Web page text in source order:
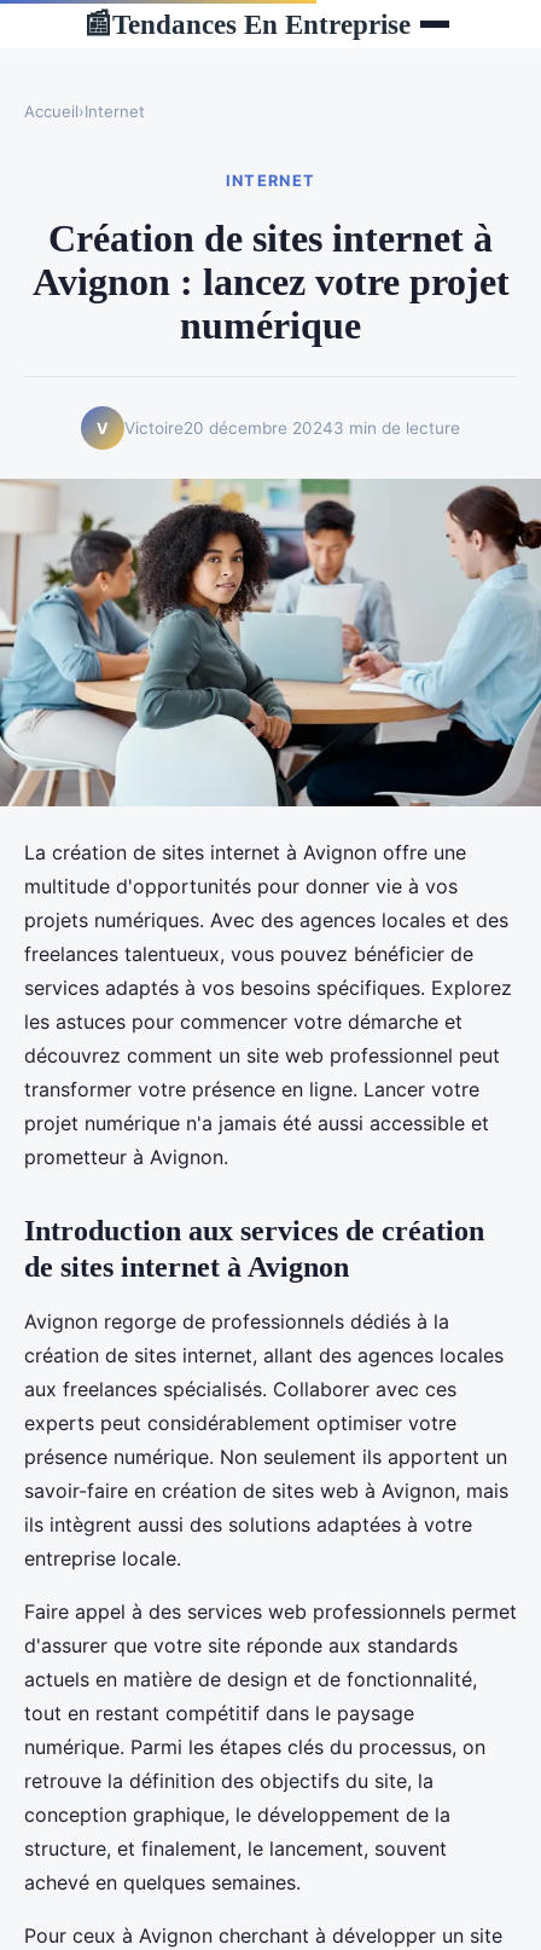
📰Tendances En Entreprise
Accueil›Internet
INTERNET
Création de sites internet à
Avignon : lancez votre projet
numérique
V Victoire20 décembre 20243 min de lecture
La création de sites internet à Avignon offre une
multitude d'opportunités pour donner vie à vos
projets numériques. Avec des agences locales et des
freelances talentueux, vous pouvez bénéficier de
services adaptés à vos besoins spécifiques. Explorez
les astuces pour commencer votre démarche et
découvrez comment un site web professionnel peut
transformer votre présence en ligne. Lancer votre
projet numérique n'a jamais été aussi accessible et
prometteur à Avignon.
Introduction aux services de création
de sites internet à Avignon
Avignon regorge de professionnels dédiés à la
création de sites internet, allant des agences locales
aux freelances spécialisés. Collaborer avec ces
experts peut considérablement optimiser votre
présence numérique. Non seulement ils apportent un
savoir-faire en création de sites web à Avignon, mais
ils intègrent aussi des solutions adaptées à votre
entreprise locale.
Faire appel à des services web professionnels permet
d'assurer que votre site réponde aux standards
actuels en matière de design et de fonctionnalité,
tout en restant compétitif dans le paysage
numérique. Parmi les étapes clés du processus, on
retrouve la définition des objectifs du site, la
conception graphique, le développement de la
structure, et finalement, le lancement, souvent
achevé en quelques semaines.
Pour ceux à Avignon cherchant à développer un site